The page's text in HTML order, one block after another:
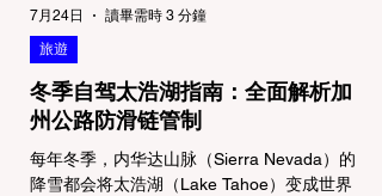
冬季自驾太浩湖指南：全面解析加
州公路防滑链管制
每年冬季，内华达山脉（Sierra Nevada）的
降雪都会将太浩湖（Lake Tahoe）变成世界
旅遊
7月24日 讀畢需時 3 分鐘